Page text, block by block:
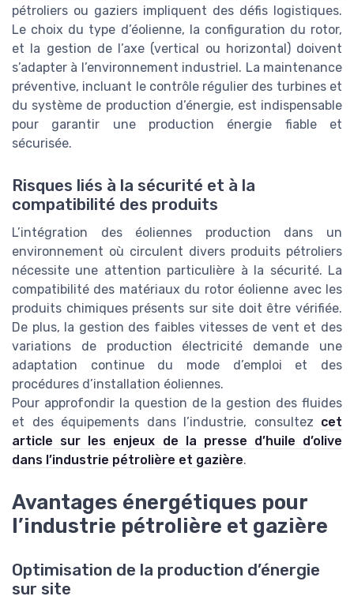
pétroliers ou gaziers impliquent des défis logistiques.
Le choix du type d’éolienne, la configuration du rotor,
et la gestion de l’axe (vertical ou horizontal) doivent
s’adapter à l’environnement industriel. La maintenance
préventive, incluant le contrôle régulier des turbines et
du système de production d’énergie, est indispensable
pour garantir une production énergie fiable et
sécurisée.
Risques liés à la sécurité et à la
compatibilité des produits
L’intégration des éoliennes production dans un
environnement où circulent divers produits pétroliers
nécessite une attention particulière à la sécurité. La
compatibilité des matériaux du rotor éolienne avec les
produits chimiques présents sur site doit être vérifiée.
De plus, la gestion des faibles vitesses de vent et des
variations de production électricité demande une
adaptation continue du mode d’emploi et des
procédures d’installation éoliennes.
Pour approfondir la question de la gestion des fluides
et des équipements dans l’industrie, consultez cet
article sur les enjeux de la presse d’huile d’olive
dans l’industrie pétrolière et gazière.
Avantages énergétiques pour
l’industrie pétrolière et gazière
Optimisation de la production d’énergie
sur site